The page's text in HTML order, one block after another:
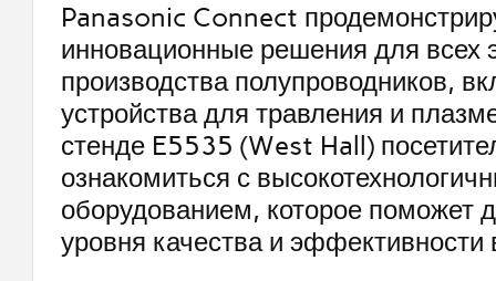
Panasonic Connect
инновационные решения для всех
производства полупроводников,
устройства для травления и
стенде E5535 (West Hall)
ознакомиться с
оборудованием, которое поможет
уровня качества и эффективности